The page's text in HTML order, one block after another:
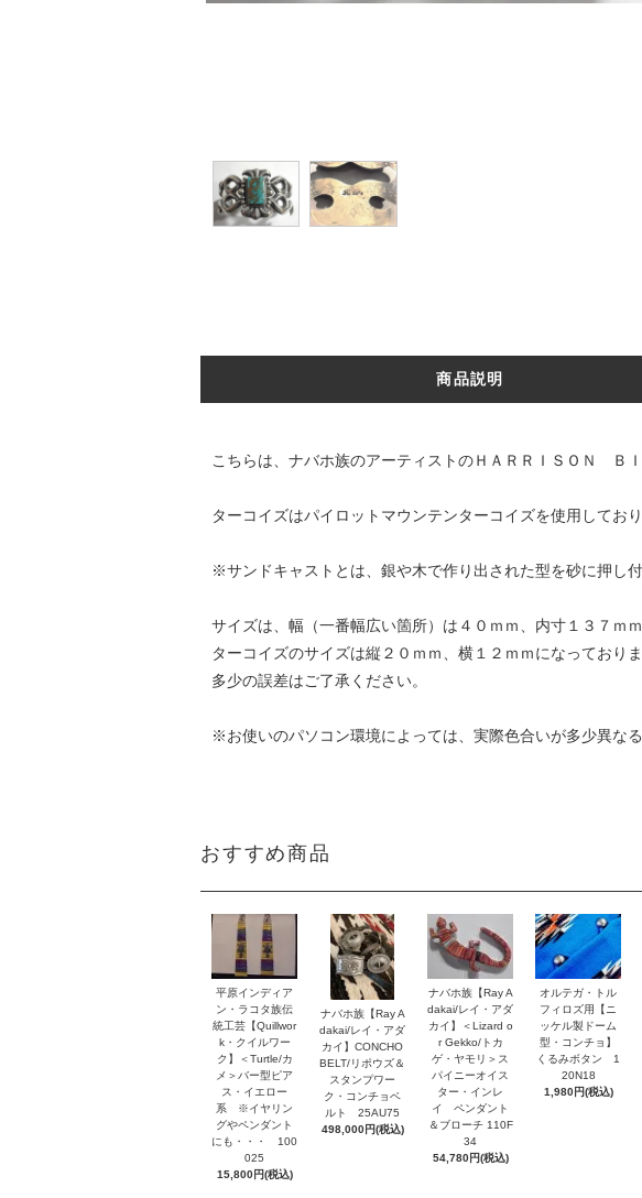
商品説明
こちらは、ナバホ族のアーティストのＨＡＲＲＩＳＯＮ ＢＩ
ターコイズはパイロットマウンテンターコイズを使用しており
※サンドキャストとは、銀や木で作り出された型を砂に押し
サイズは、幅（一番幅広い箇所）は４０ｍｍ、内寸１３７ｍ
ターコイズのサイズは縦２０ｍｍ、横１２ｍｍになっておりま
多少の誤差はご了承ください。
※お使いのパソコン環境によっては、実際色合いが多少異な
おすすめ商品
平原インディア
ン・ラコタ族伝
統工芸【Quillwor
k・クイルワー
ク】＜Turtle/カ
メ＞バー型ピア
ス・イエロー
系 ※イヤリン
グやペンダント
にも・・・ 100
025
15,800円(税込)
ナバホ族【Ray A
dakai/レイ・アダ
カイ】CONCHO
BELT/リポウズ＆
スタンプワー
ク・コンチョベ
ルト 25AU75
498,000円(税込)
ナバホ族【Ray A
dakai/レイ・アダ
カイ】＜Lizard o
r Gekko/トカ
ゲ・ヤモリ＞ス
パイニーオイス
ター・インレ
イ ペンダント
＆ブローチ 110F
34
54,780円(税込)
オルテガ・トル
フィロズ用【ニ
ッケル製ドーム
型・コンチョ】
くるみボタン 1
20N18
1,980円(税込)